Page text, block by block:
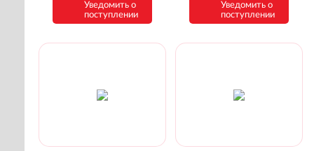
Уведомить о
поступлении
Уведомить о
поступлении